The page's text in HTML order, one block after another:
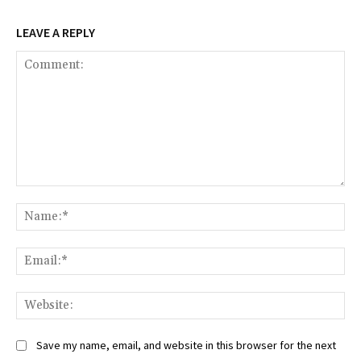
LEAVE A REPLY
Save my name, email, and website in this browser for the next